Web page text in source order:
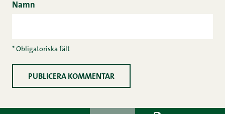
Namn
* Obligatoriska fält